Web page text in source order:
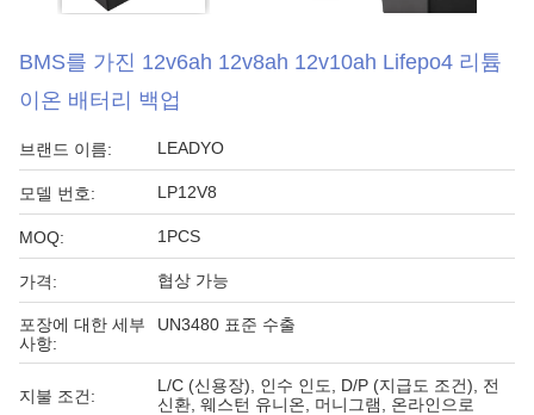
BMS를 가진 12v6ah 12v8ah 12v10ah Lifepo4 리튬
이온 배터리 백업
브랜드 이름: LEADYO
모델 번호: LP12V8
MOQ: 1PCS
가격: 협상 가능
포장에 대한 세부
사항:
UN3480 표준 수출
지불 조건:
L/C (신용장), 인수 인도, D/P (지급도 조건), 전
신환, 웨스턴 유니온, 머니그램, 온라인으로